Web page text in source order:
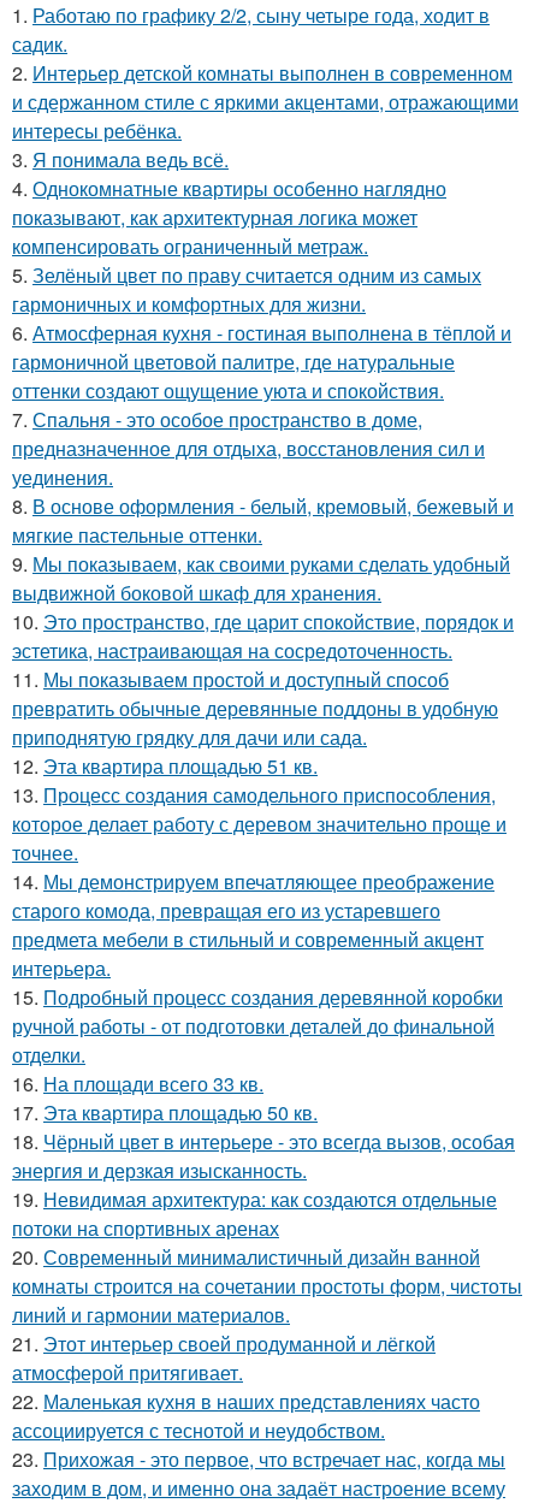
1. Работаю по графику 2/2, сыну четыре года, ходит в
садик.
2. Интерьер детской комнаты выполнен в современном
и сдержанном стиле с яркими акцентами, отражающими
интересы ребёнка.
3. Я понимала ведь всё.
4. Однокомнатные квартиры особенно наглядно
показывают, как архитектурная логика может
компенсировать ограниченный метраж.
5. Зелёный цвет по праву считается одним из самых
гармоничных и комфортных для жизни.
6. Атмосферная кухня - гостиная выполнена в тёплой и
гармоничной цветовой палитре, где натуральные
оттенки создают ощущение уюта и спокойствия.
7. Спальня - это особое пространство в доме,
предназначенное для отдыха, восстановления сил и
уединения.
8. В основе оформления - белый, кремовый, бежевый и
мягкие пастельные оттенки.
9. Мы показываем, как своими руками сделать удобный
выдвижной боковой шкаф для хранения.
10. Это пространство, где царит спокойствие, порядок и
эстетика, настраивающая на сосредоточенность.
11. Мы показываем простой и доступный способ
превратить обычные деревянные поддоны в удобную
приподнятую грядку для дачи или сада.
12. Эта квартира площадью 51 кв.
13. Процесс создания самодельного приспособления,
которое делает работу с деревом значительно проще и
точнее.
14. Мы демонстрируем впечатляющее преображение
старого комода, превращая его из устаревшего
предмета мебели в стильный и современный акцент
интерьера.
15. Подробный процесс создания деревянной коробки
ручной работы - от подготовки деталей до финальной
отделки.
16. На площади всего 33 кв.
17. Эта квартира площадью 50 кв.
18. Чёрный цвет в интерьере - это всегда вызов, особая
энергия и дерзкая изысканность.
19. Невидимая архитектура: как создаются отдельные
потоки на спортивных аренах
20. Современный минималистичный дизайн ванной
комнаты строится на сочетании простоты форм, чистоты
линий и гармонии материалов.
21. Этот интерьер своей продуманной и лёгкой
атмосферой притягивает.
22. Маленькая кухня в наших представлениях часто
ассоциируется с теснотой и неудобством.
23. Прихожая - это первое, что встречает нас, когда мы
заходим в дом, и именно она задаёт настроение всему